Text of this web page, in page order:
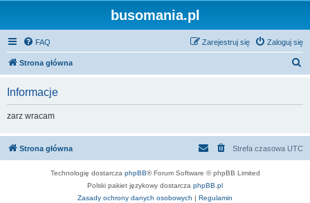
busomania.pl
FAQ Zaloguj się
Zarejestruj się
Strona główna
Informacje
zarz wracam
Strona główna Strefa czasowa UTC
Technologię dostarcza phpBB® Forum Software © phpBB Limited
Polski pakiet językowy dostarcza phpBB.pl
Zasady ochrony danych osobowych | Regulamin